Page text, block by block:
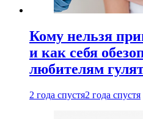
Кому нельзя
и как себя
любителям
2 года спустя2 года спустя